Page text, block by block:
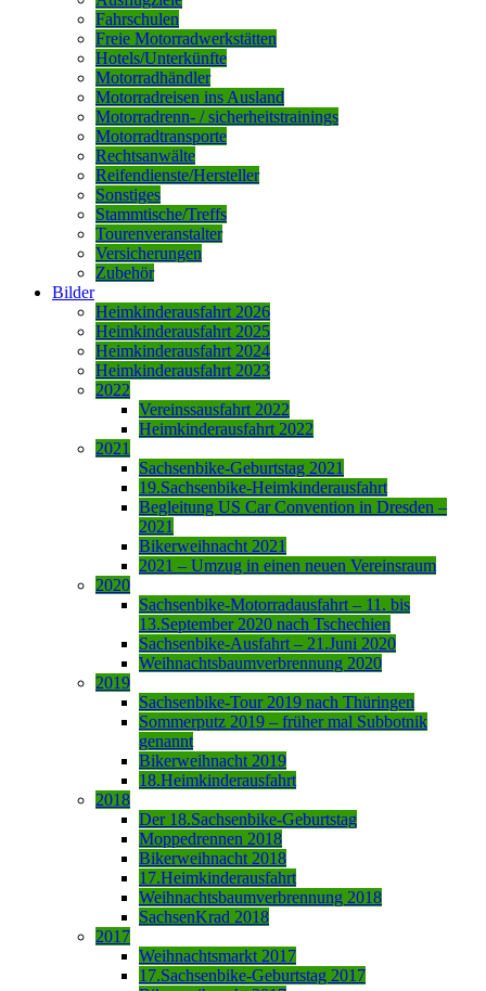
Fahrschulen
Freie Motorradwerkstätten
Hotels/Unterkünfte
Motorradhändler
Motorradreisen ins Ausland
Motorradrenn- / sicherheitstrainings
Motorradtransporte
Rechtsanwälte
Reifendienste/Hersteller
Sonstiges
Stammtische/Treffs
Tourenveranstalter
Versicherungen
Zubehör
Bilder
Heimkinderausfahrt 2026
Heimkinderausfahrt 2025
Heimkinderausfahrt 2024
Heimkinderausfahrt 2023
2022
Vereinssausfahrt 2022
Heimkinderausfahrt 2022
2021
Sachsenbike-Geburtstag 2021
19.Sachsenbike-Heimkinderausfahrt
Begleitung US Car Convention in Dresden –
2021
Bikerweihnacht 2021
2021 – Umzug in einen neuen Vereinsraum
2020
Sachsenbike-Motorradausfahrt – 11. bis
13.September 2020 nach Tschechien
Sachsenbike-Ausfahrt – 21.Juni 2020
Weihnachtsbaumverbrennung 2020
2019
Sachsenbike-Tour 2019 nach Thüringen
Sommerputz 2019 – früher mal Subbotnik
genannt
Bikerweihnacht 2019
18.Heimkinderausfahrt
2018
Der 18.Sachsenbike-Geburtstag
Moppedrennen 2018
Bikerweihnacht 2018
17.Heimkinderausfahrt
Weihnachtsbaumverbrennung 2018
SachsenKrad 2018
2017
Weihnachtsmarkt 2017
17.Sachsenbike-Geburtstag 2017